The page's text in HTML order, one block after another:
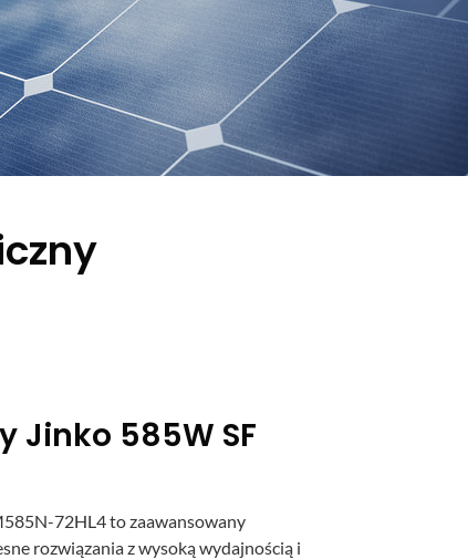
Jinko 585W SF
72HL4 to zaawansowany
rozwiązania z wysoką wydajnością i